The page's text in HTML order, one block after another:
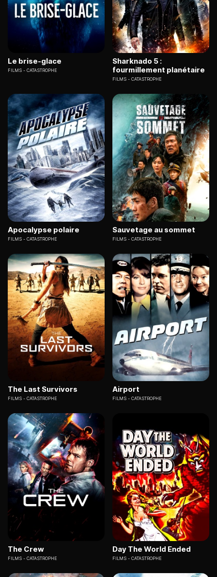
Le brise-glace
FILMS CATASTROPHE
Sharknado 5 :
fourmillement planétaire
FILMS CATASTROPHE
Apocalypse polaire
FILMS CATASTROPHE
Sauvetage au sommet
FILMS CATASTROPHE
The Last Survivors
FILMS CATASTROPHE
Airport
FILMS CATASTROPHE
The Crew
FILMS CATASTROPHE
Day The World Ended
FILMS CATASTROPHE